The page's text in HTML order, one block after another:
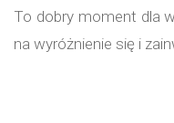
To dobry moment dla
na wyróżnienie się i